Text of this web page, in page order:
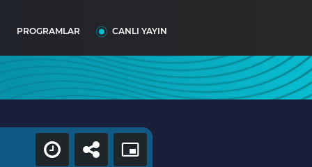
PROGRAMLAR CANLI YAYIN